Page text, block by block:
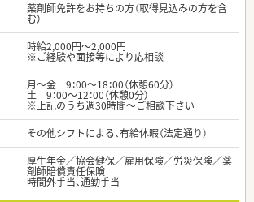
薬剤師免許をお持ちの方（取得見込みの方を含
む）
時給2,000円～2,000円
※ご経験や面接等により応相談
月～金 9：00～18：00（休憩60分）
土 9：00～12：00（休憩0分）
※上記のうち週30時間～ご相談下さい
その他シフトによる、有給休暇（法定通り）
厚生年金／協会健保／雇用保険／労災保険／薬
剤師賠償責任保険
時間外手当、通勤手当